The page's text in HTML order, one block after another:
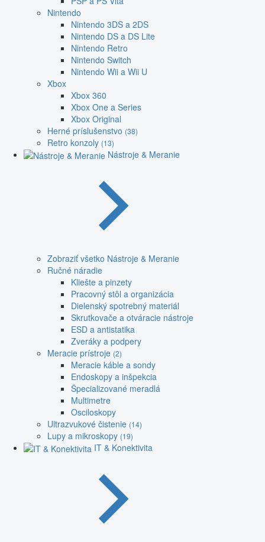
Nintendo
Nintendo 3DS a 2DS
Nintendo DS a DS Lite
Nintendo Retro
Nintendo Switch
Nintendo Wii a Wii U
Xbox
Xbox 360
Xbox One a Series
Xbox Original
Herné príslušenstvo (38)
Retro konzoly (13)
Nástroje & Meranie
Zobraziť všetko Nástroje & Meranie
Ručné náradie
Kliešte a pinzety
Pracovný stôl a organizácia
Dielenský spotrebný materiál
Skrutkovače a otváracie nástroje
ESD a antistatika
Zveráky a podpery
Meracie prístroje (2)
Meracie káble a sondy
Endoskopy a inšpekcia
Špecializované meradlá
Multimetre
Osciloskopy
Ultrazvukové čistenie (14)
Lupy a mikroskopy (19)
IT & Konektivita